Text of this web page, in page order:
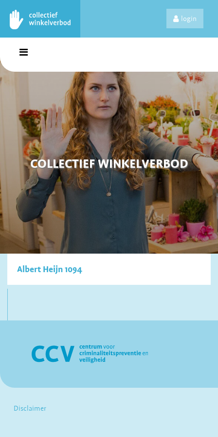
login
COLLECTIEF WINKELVERBOD
Albert Heijn 1094
Disclaimer